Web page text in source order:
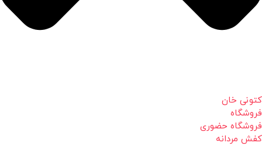
کتونی خان
فروشگاه
فروشگاه حضوری
کفش مردانه